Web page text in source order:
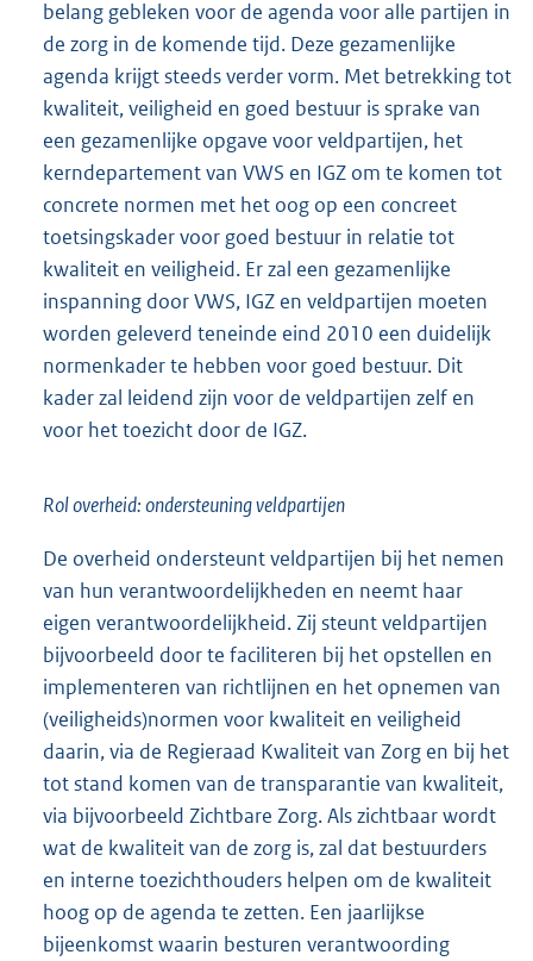
belang gebleken voor de agenda voor alle partijen in
de zorg in de komende tijd. Deze gezamenlijke
agenda krijgt steeds verder vorm. Met betrekking tot
kwaliteit, veiligheid en goed bestuur is sprake van
een gezamenlijke opgave voor veldpartijen, het
kerndepartement van VWS en IGZ om te komen tot
concrete normen met het oog op een concreet
toetsingskader voor goed bestuur in relatie tot
kwaliteit en veiligheid. Er zal een gezamenlijke
inspanning door VWS, IGZ en veldpartijen moeten
worden geleverd teneinde eind 2010 een duidelijk
normenkader te hebben voor goed bestuur. Dit
kader zal leidend zijn voor de veldpartijen zelf en
voor het toezicht door de IGZ.
Rol overheid: ondersteuning veldpartijen
De overheid ondersteunt veldpartijen bij het nemen
van hun verantwoordelijkheden en neemt haar
eigen verantwoordelijkheid. Zij steunt veldpartijen
bijvoorbeeld door te faciliteren bij het opstellen en
implementeren van richtlijnen en het opnemen van
(veiligheids)normen voor kwaliteit en veiligheid
daarin, via de Regieraad Kwaliteit van Zorg en bij het
tot stand komen van de transparantie van kwaliteit,
via bijvoorbeeld Zichtbare Zorg. Als zichtbaar wordt
wat de kwaliteit van de zorg is, zal dat bestuurders
en interne toezichthouders helpen om de kwaliteit
hoog op de agenda te zetten. Een jaarlijkse
bijeenkomst waarin besturen verantwoording